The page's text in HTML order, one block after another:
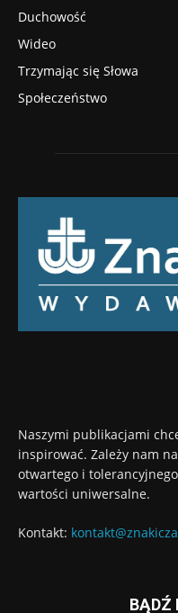
Duchowość
Wideo
Trzymając się Słowa
Społeczeństwo
Naszymi publikacjami
inspirować. Zależy nam
otwartego i
wartości uniwersalne.
Kontakt:
BĄDŹ